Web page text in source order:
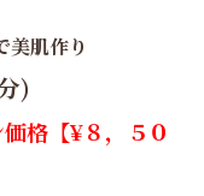
美肌作り
)
格【¥８，５０